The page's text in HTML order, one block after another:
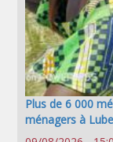
Plus de 6 000
ménagers à